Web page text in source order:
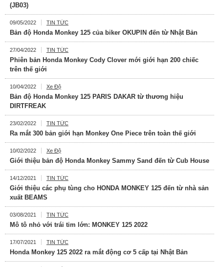
(JB03)
09/05/2022 TIN TỨC
Bản độ Honda Monkey 125 của biker OKUPIN đến từ Nhật Bản
27/04/2022 TIN TỨC
Phiên bản Honda Monkey Cody Clover mới giới hạn 200 chiếc
trên thế giới
10/04/2022 Xe Độ
Bản độ Honda Monkey 125 PARIS DAKAR từ thương hiệu
DIRTFREAK
23/02/2022 TIN TỨC
Ra mắt 300 bản giới hạn Monkey One Piece trên toàn thế giới
10/02/2022 Xe Độ
Giới thiệu bản độ Honda Monkey Sammy Sand đến từ Cub House
14/12/2021 TIN TỨC
Giới thiệu các phụ tùng cho HONDA MONKEY 125 đến từ nhà sản
xuất BEAMS
03/08/2021 TIN TỨC
Mô tô nhỏ với trái tim lớn: MONKEY 125 2022
17/07/2021 TIN TỨC
Honda Monkey 125 2022 ra mắt động cơ 5 cấp tại Nhật Bản